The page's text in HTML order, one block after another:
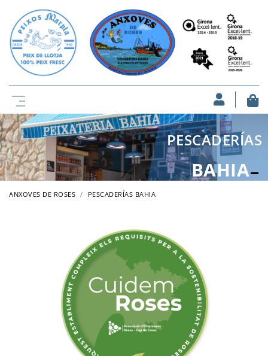
PESCADERÍAS
BAHIA
ANXOVES DE ROSES PESCADERÍAS BAHIA